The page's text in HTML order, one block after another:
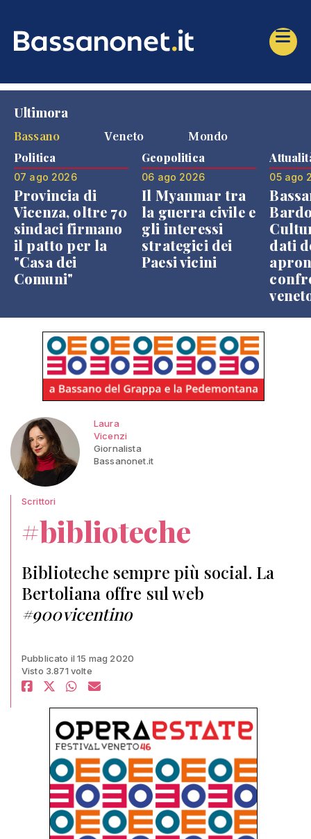
Ultimora
Bassano
Veneto Mondo
Politica
07 ago 2026
Provincia di
Vicenza, oltre 70
sindaci firmano
il patto per la
"Casa dei
Comuni"
Geopolitica
06 ago 2026
Il Myanmar tra
la guerra civile e
gli interessi
strategici dei
Paesi vicini
05 ago
dati
Laura
Vicenzi
Giornalista
Bassanonet.it
Scrittori
#biblioteche
Biblioteche sempre più social. La
Bertoliana offre sul web
#900vicentino
Pubblicato il 15 mag 2020
Visto 3.871 volte